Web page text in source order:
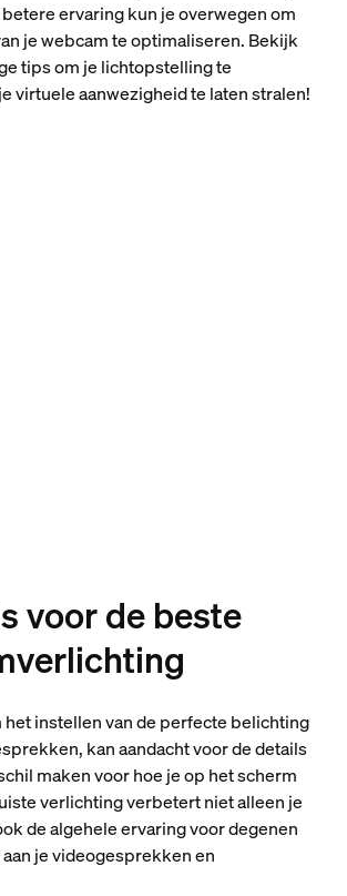
ervaring kun je overwegen om
je webcam te optimaliseren. Bekijk
tips om je lichtopstelling te
virtuele aanwezigheid te laten stralen!
voor de beste
het instellen van de perfecte belichting
kan aandacht voor de details
maken voor hoe je op het scherm
verlichting verbetert niet alleen je
de algehele ervaring voor degenen
je videogesprekken en